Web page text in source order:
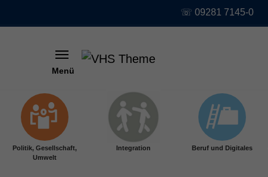
Skip to main content
☏ 09281 7145-0
Menü
Politik, Gesellschaft,
Umwelt
Integration Beruf und Digitales